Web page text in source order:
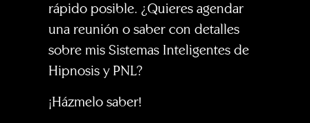
rápido posible. ¿Quieres agendar
una reunión o saber con detalles
sobre mis Sistemas Inteligentes de
Hipnosis y PNL?
¡Házmelo saber!